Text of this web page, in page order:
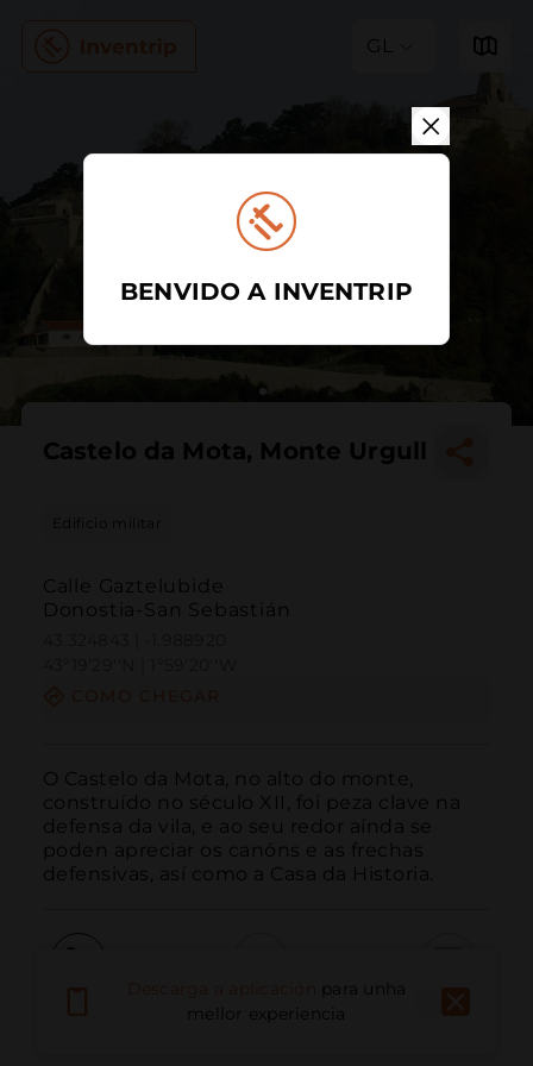
GL
Castelo da Mota, Monte Urgull
Edificio militar
Calle Gaztelubide
Donostia-San Sebastián
O Castelo da Mota, no alto do monte,
construído no século XII, foi peza clave na
defensa da vila, e ao seu redor aínda se
poden apreciar os canóns e as frechas
defensivas, así como a Casa da Historia.
Correo electrónico
para unha
mellor experiencia
BENVIDO A INVENTRIP